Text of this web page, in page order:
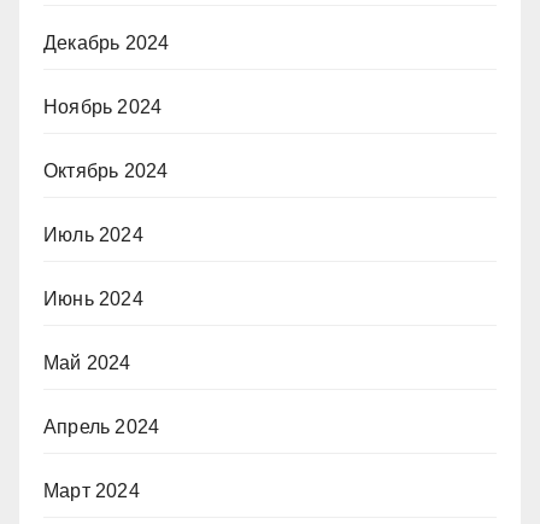
Декабрь 2024
Ноябрь 2024
Октябрь 2024
Июль 2024
Июнь 2024
Май 2024
Апрель 2024
Март 2024